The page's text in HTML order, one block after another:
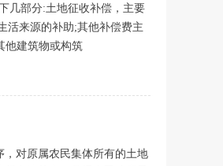
几部分:土地征收补偿，主要
活来源的补助;其他补偿费主
他建筑物或构筑
对原属农民集体所有的土地